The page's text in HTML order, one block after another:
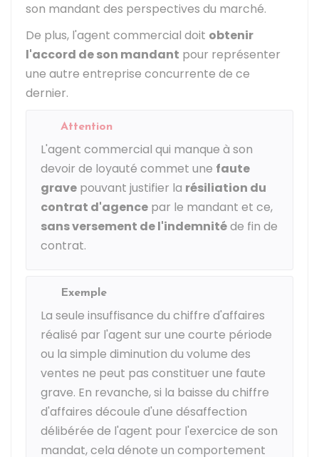
son mandant des perspectives du marché.
De plus, l'agent commercial doit obtenir
l'accord de son mandant pour représenter
une autre entreprise concurrente de ce
dernier.
Attention
L'agent commercial qui manque à son
devoir de loyauté commet une faute
grave pouvant justifier la résiliation du
contrat d'agence par le mandant et ce,
sans versement de l'indemnitéde fin de
contrat.
Exemple
La seule insuffisance du chiffre d'affaires
réalisé par l'agent sur une courte période
ou la simple diminution du volume des
ventes ne peut pas constituer une faute
grave. En revanche, si la baisse du chiffre
d'affaires découle d'une désaffection
délibérée de l'agent pour l'exercice de son
mandat, cela dénote un comportement